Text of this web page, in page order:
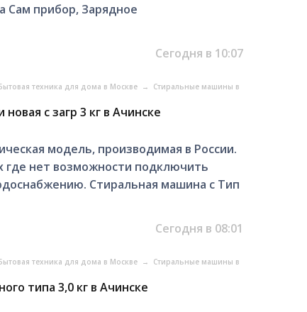
Сам прибор, Зарядное
Сегодня в 10:07
техника для дома в Москве → Стиральные машины в
с загр 3 кг в Ачинске
модель, производимая в России.
где нет возможности подключить
Стиральная машина с Тип
Сегодня в 08:01
техника для дома в Москве → Стиральные машины в
типа 3,0 кг в Ачинске